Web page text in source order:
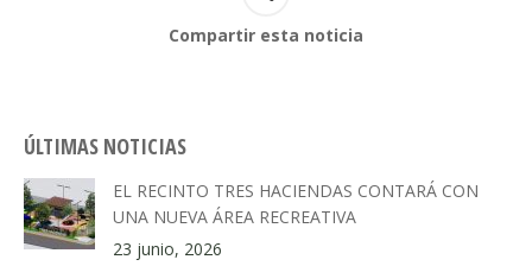
Compartir esta noticia
ÚLTIMAS NOTICIAS
EL RECINTO TRES HACIENDAS CONTARÁ CON
UNA NUEVA ÁREA RECREATIVA
23 junio, 2026